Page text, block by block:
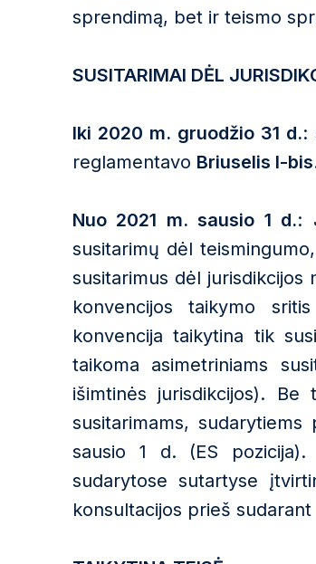
sprendimą, bet ir teismo
SUSITARIMAI DĖL
Iki 2020 m. gruodžio 31 d.:
reglamentavo Briuselis I-bis
Nuo 2021 m. sausio 1 d.:
susitarimų dėl
susitarimus dėl jurisdikcijos
konvencijos taikymo
konvencija taikytina tik
taikoma asimetriniams
išimtinės jurisdikcijos).
susitarimams,
sausio 1 d. (ES
sudarytose sutartyse
konsultacijos prieš